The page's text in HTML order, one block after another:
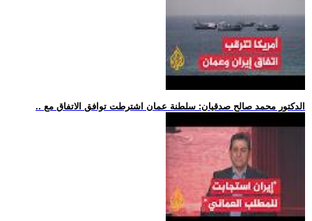
.. الدكتور محمد صالح صدقيان: سلطنة عمان اشترطت توافق الاتفاق مع